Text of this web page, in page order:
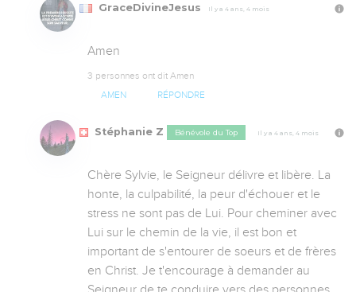
GraceDivineJesus Il y a 4 ans, 4 mois
Amen
3 personnes ont dit Amen
AMEN RÉPONDRE
Stéphanie Z Bénévole du Top Il y a 4 ans, 4 mois
Chère Sylvie, le Seigneur délivre et libère. La
honte, la culpabilité, la peur d'échouer et le
stress ne sont pas de Lui. Pour cheminer avec
Lui sur le chemin de la vie, il est bon et
important de s'entourer de soeurs et de frères
en Christ. Je t'encourage à demander au